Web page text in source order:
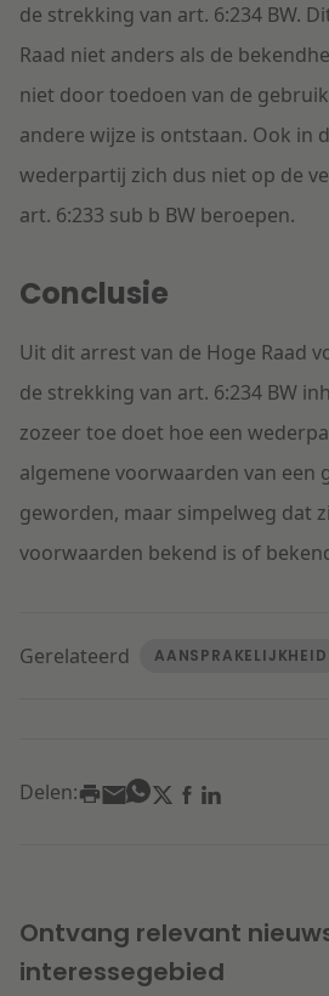
de strekking van art. 6:234 BW.
Raad niet anders als de
niet door toedoen van de
andere wijze is ontstaan. Ook in
wederpartij zich dus niet op de
art. 6:233 sub b BW beroepen.
Conclusie
Uit dit arrest van de Hoge Raad
de strekking van art. 6:234 BW
zozeer toe doet hoe een
algemene voorwaarden van een
geworden, maar simpelweg dat
voorwaarden bekend is of
Gerelateerd AANSPRAKELIJKHEID
Delen:
Ontvang relevant
interessegebied